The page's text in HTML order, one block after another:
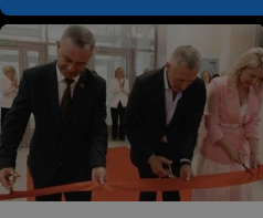
(помутнением мочи,
наблюдается повышение
40 градусов, головная боль,
в пояснице, иногда в
Если есть подобные
обратиться к врачу. Наши
детский прием.